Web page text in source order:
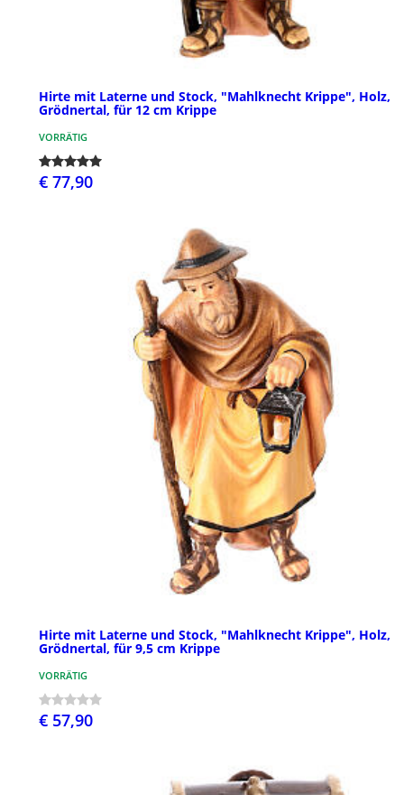
Hirte mit Laterne und Stock, "Mahlknecht Krippe", Holz,
Grödnertal, für 12 cm Krippe
VORRÄTIG
€ 77,90
Hirte mit Laterne und Stock, "Mahlknecht Krippe", Holz,
Grödnertal, für 9,5 cm Krippe
VORRÄTIG
€ 57,90